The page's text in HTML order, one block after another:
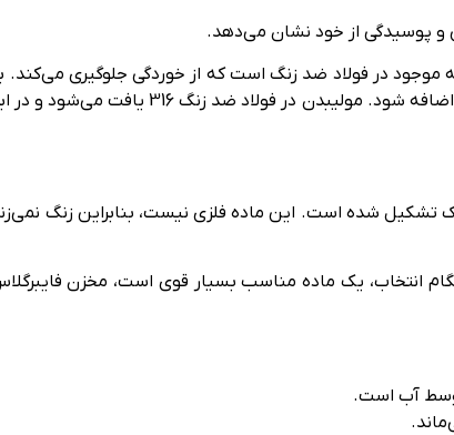
و پوسیدگی از خود نشان می‌دهد.
در فولاد ضد زنگ است که از خوردگی جلوگیری می‌کند.
شور دریا، اسیدهای تند و مانند آن، عنصر شیمیایی
تشکیل شده است. این ماده فلزی نیست، بنابراین زنگ
انتخاب، یک ماده مناسب بسیار قوی است، مخزن
توسط آب است.